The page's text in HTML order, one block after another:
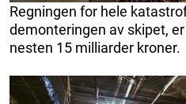
Regningen for hele
demonteringen av skipet,
nesten 15 milliarder kroner.